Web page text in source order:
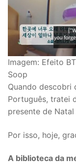
Imagem: Efeito
Soop
Quando descobri
Português, tratei
presente de
Por isso, hoje,
A biblioteca da